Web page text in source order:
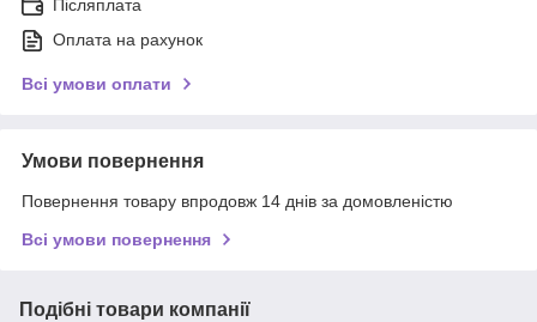
Післяплата
Оплата на рахунок
Всі умови оплати
Умови повернення
Повернення товару впродовж 14 днів за домовленістю
Всі умови повернення
Подібні товари компанії